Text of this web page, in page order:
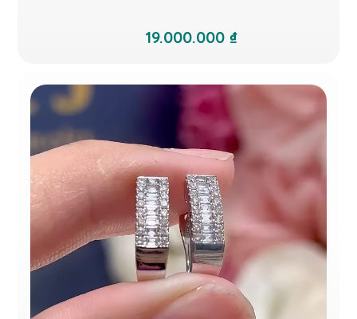
19.000.000 ₫